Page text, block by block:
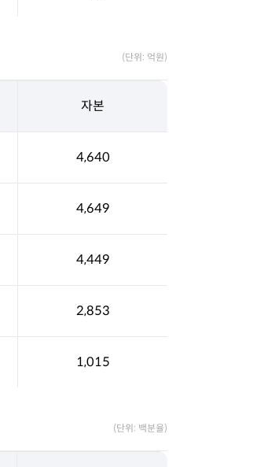
(단위: 억원)
자본
4,640
4,649
4,449
2,853
1,015
(단위: 백분율)